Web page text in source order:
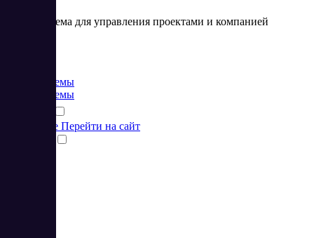
CRM-система для управления проектами и компанией
CRM системы
CRM системы
Подробнее Перейти на сайт